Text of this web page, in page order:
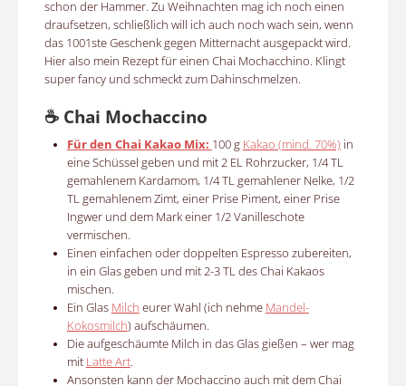
schon der Hammer. Zu Weihnachten mag ich noch einen
draufsetzen, schließlich will ich auch noch wach sein, wenn
das 1001ste Geschenk gegen Mitternacht ausgepackt wird.
Hier also mein Rezept für einen Chai Mochacchino. Klingt
super fancy und schmeckt zum Dahinschmelzen.
☕ Chai Mochaccino
Für den Chai Kakao Mix: 100 g Kakao (mind. 70%) in
eine Schüssel geben und mit 2 EL Rohrzucker, 1/4 TL
gemahlenem Kardamom, 1/4 TL gemahlener Nelke, 1/2
TL gemahlenem Zimt, einer Prise Piment, einer Prise
Ingwer und dem Mark einer 1/2 Vanilleschote
vermischen.
Einen einfachen oder doppelten Espresso zubereiten,
in ein Glas geben und mit 2-3 TL des Chai Kakaos
mischen.
Ein Glas Milch eurer Wahl (ich nehme Mandel-
Kokosmilch) aufschäumen.
Die aufgeschäumte Milch in das Glas gießen – wer mag
mit Latte Art.
Ansonsten kann der Mochaccino auch mit dem Chai